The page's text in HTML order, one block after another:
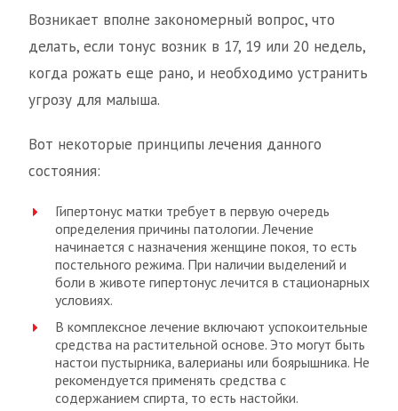
Возникает вполне закономерный вопрос, что
делать, если тонус возник в 17, 19 или 20 недель,
когда рожать еще рано, и необходимо устранить
угрозу для малыша.
Вот некоторые принципы лечения данного
состояния:
Гипертонус матки требует в первую очередь
определения причины патологии. Лечение
начинается с назначения женщине покоя, то есть
постельного режима. При наличии выделений и
боли в животе гипертонус лечится в стационарных
условиях.
В комплексное лечение включают успокоительные
средства на растительной основе. Это могут быть
настои пустырника, валерианы или боярышника. Не
рекомендуется применять средства с
содержанием спирта, то есть настойки.